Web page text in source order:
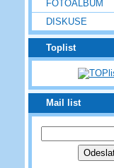
FOTOALBUM
DISKUSE
Toplist
Mail list